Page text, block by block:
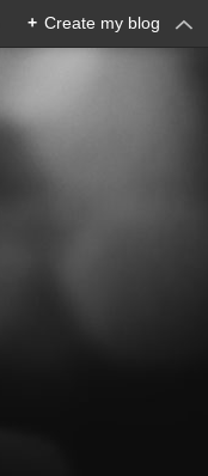
+ Create my blog